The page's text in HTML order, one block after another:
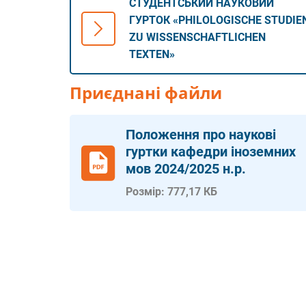
СТУДЕНТСЬКИЙ НАУКОВИЙ
ГУРТОК «PHILOLOGISCHE
ZU WISSENSCHAFTLICHEN
TEXTEN»
Приєднані файли
Положення про наукові
гуртки кафедри іноземних
мов 2024/2025 н.р.
Розмір: 777,17 КБ